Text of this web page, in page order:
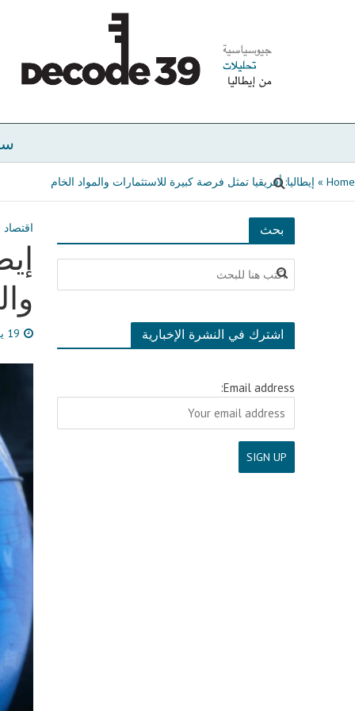
Home
» إيطاليا: أفريقيا تمثل فرصة كبيرة للاستثمارات والمواد الخام
اقتصاد
19 يوليو، 2023
بحث
اشترك في النشرة الإخبارية
Email address: